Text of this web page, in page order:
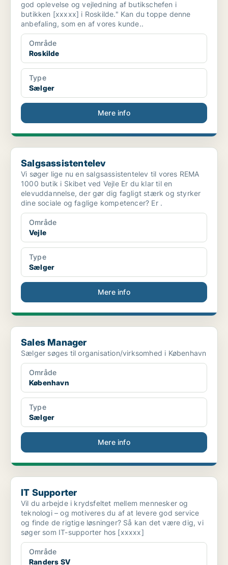
god oplevelse og vejledning af butikschefen i
butikken [xxxxx] i Roskilde." Kan du toppe denne
anbefaling, som en af vores kunde..
Område
Roskilde
Type
Sælger
Mere info
Salgsassistentelev
Salgsassistentelev
Vi søger lige nu en salgsassistentelev til vores REMA
1000 butik i Skibet ved Vejle Er du klar til en
elevuddannelse, der gør dig fagligt stærk og styrker
dine sociale og faglige kompetencer? Er .
Område
Vejle
Type
Sælger
Mere info
Sales Manager
Sales Manager
Sælger søges til organisation/virksomhed i København
Område
København
Type
Sælger
Mere info
IT Supporter
IT Supporter
Vil du arbejde i krydsfeltet mellem mennesker og
teknologi – og motiveres du af at levere god service
og finde de rigtige løsninger? Så kan det være dig, vi
søger som IT-supporter hos [xxxxx]
Område
Randers SV